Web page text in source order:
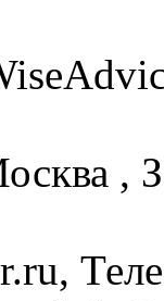
,
,